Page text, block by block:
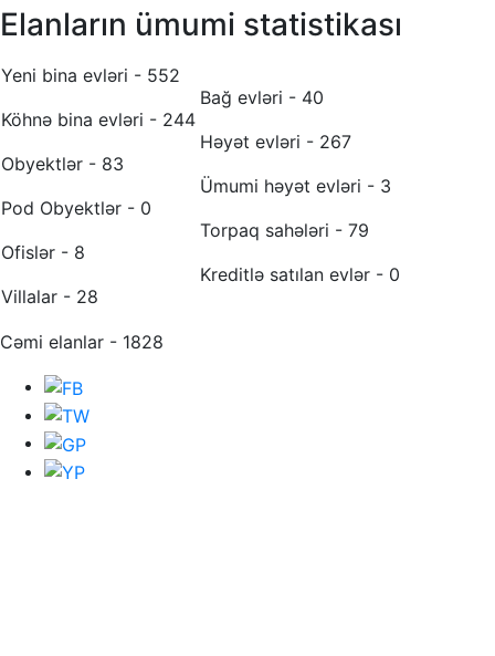
Elanların ümumi statistikası
Yeni bina evləri - 552
Köhnə bina evləri - 244
Obyektlər - 83
Pod Obyektlər - 0
Ofislər - 8
Villalar - 28
Bağ evləri - 40
Həyət evləri - 267
Ümumi həyət evləri - 3
Torpaq sahələri - 79
Kreditlə satılan evlər - 0
Cəmi elanlar - 1828